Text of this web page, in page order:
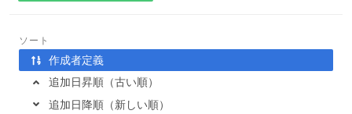
ソート
作成者定義
追加日昇順（古い順）
追加日降順（新しい順）